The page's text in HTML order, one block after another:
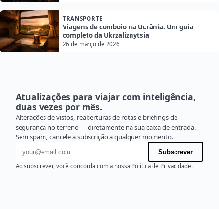
TRANSPORTE
Viagens de comboio na Ucrânia: Um guia
completo da Ukrzaliznytsia
26 de março de 2026
Atualizações para viajar com inteligência,
duas vezes por mês.
Alterações de vistos, reaberturas de rotas e briefings de
segurança no terreno — diretamente na sua caixa de entrada.
Sem spam, cancele a subscrição a qualquer momento.
Endereço de e-mail
Subscrever
Ao subscrever, você concorda com a nossa Política de Privacidade.